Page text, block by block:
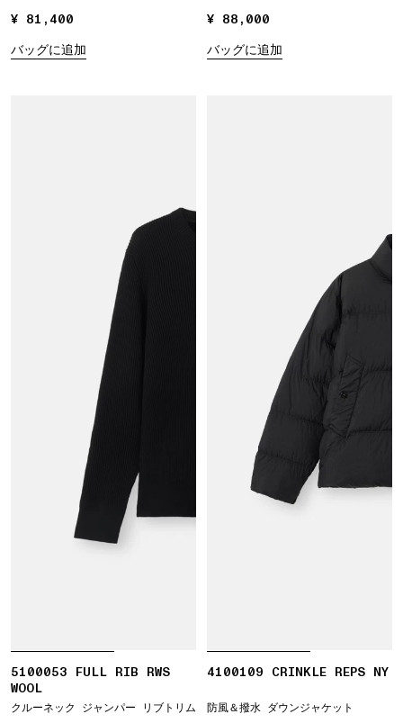
¥ 81,400
¥ 81,400
バッグに追加
¥ 88,000
¥ 88,000
バッグに追加
5100053 FULL RIB RWS
WOOL
クルーネック ジャンパー リブトリム
4100109 CRINKLE REPS NY
防風＆撥水 ダウンジャケット